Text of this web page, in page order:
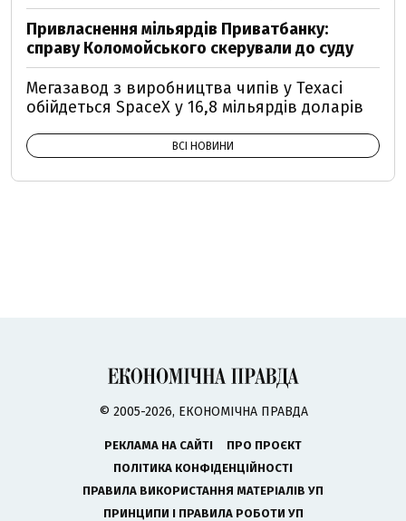
Привласнення мільярдів Приватбанку:
справу Коломойського скерували до суду
Мегазавод з виробництва чипів у Техасі
обійдеться SpaceX у 16,8 мільярдів доларів
ВСІ НОВИНИ
© 2005-2026, ЕКОНОМІЧНА ПРАВДА
РЕКЛАМА НА САЙТІ
ПРО ПРОЄКТ
ПОЛІТИКА КОНФІДЕНЦІЙНОСТІ
ПРАВИЛА ВИКОРИСТАННЯ МАТЕРІАЛІВ УП
ПРИНЦИПИ І ПРАВИЛА РОБОТИ УП